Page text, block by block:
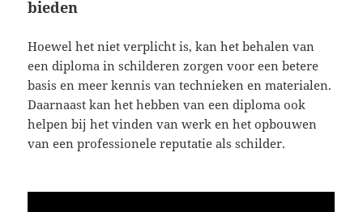
bieden
Hoewel het niet verplicht is, kan het behalen van
een diploma in schilderen zorgen voor een betere
basis en meer kennis van technieken en materialen.
Daarnaast kan het hebben van een diploma ook
helpen bij het vinden van werk en het opbouwen
van een professionele reputatie als schilder.